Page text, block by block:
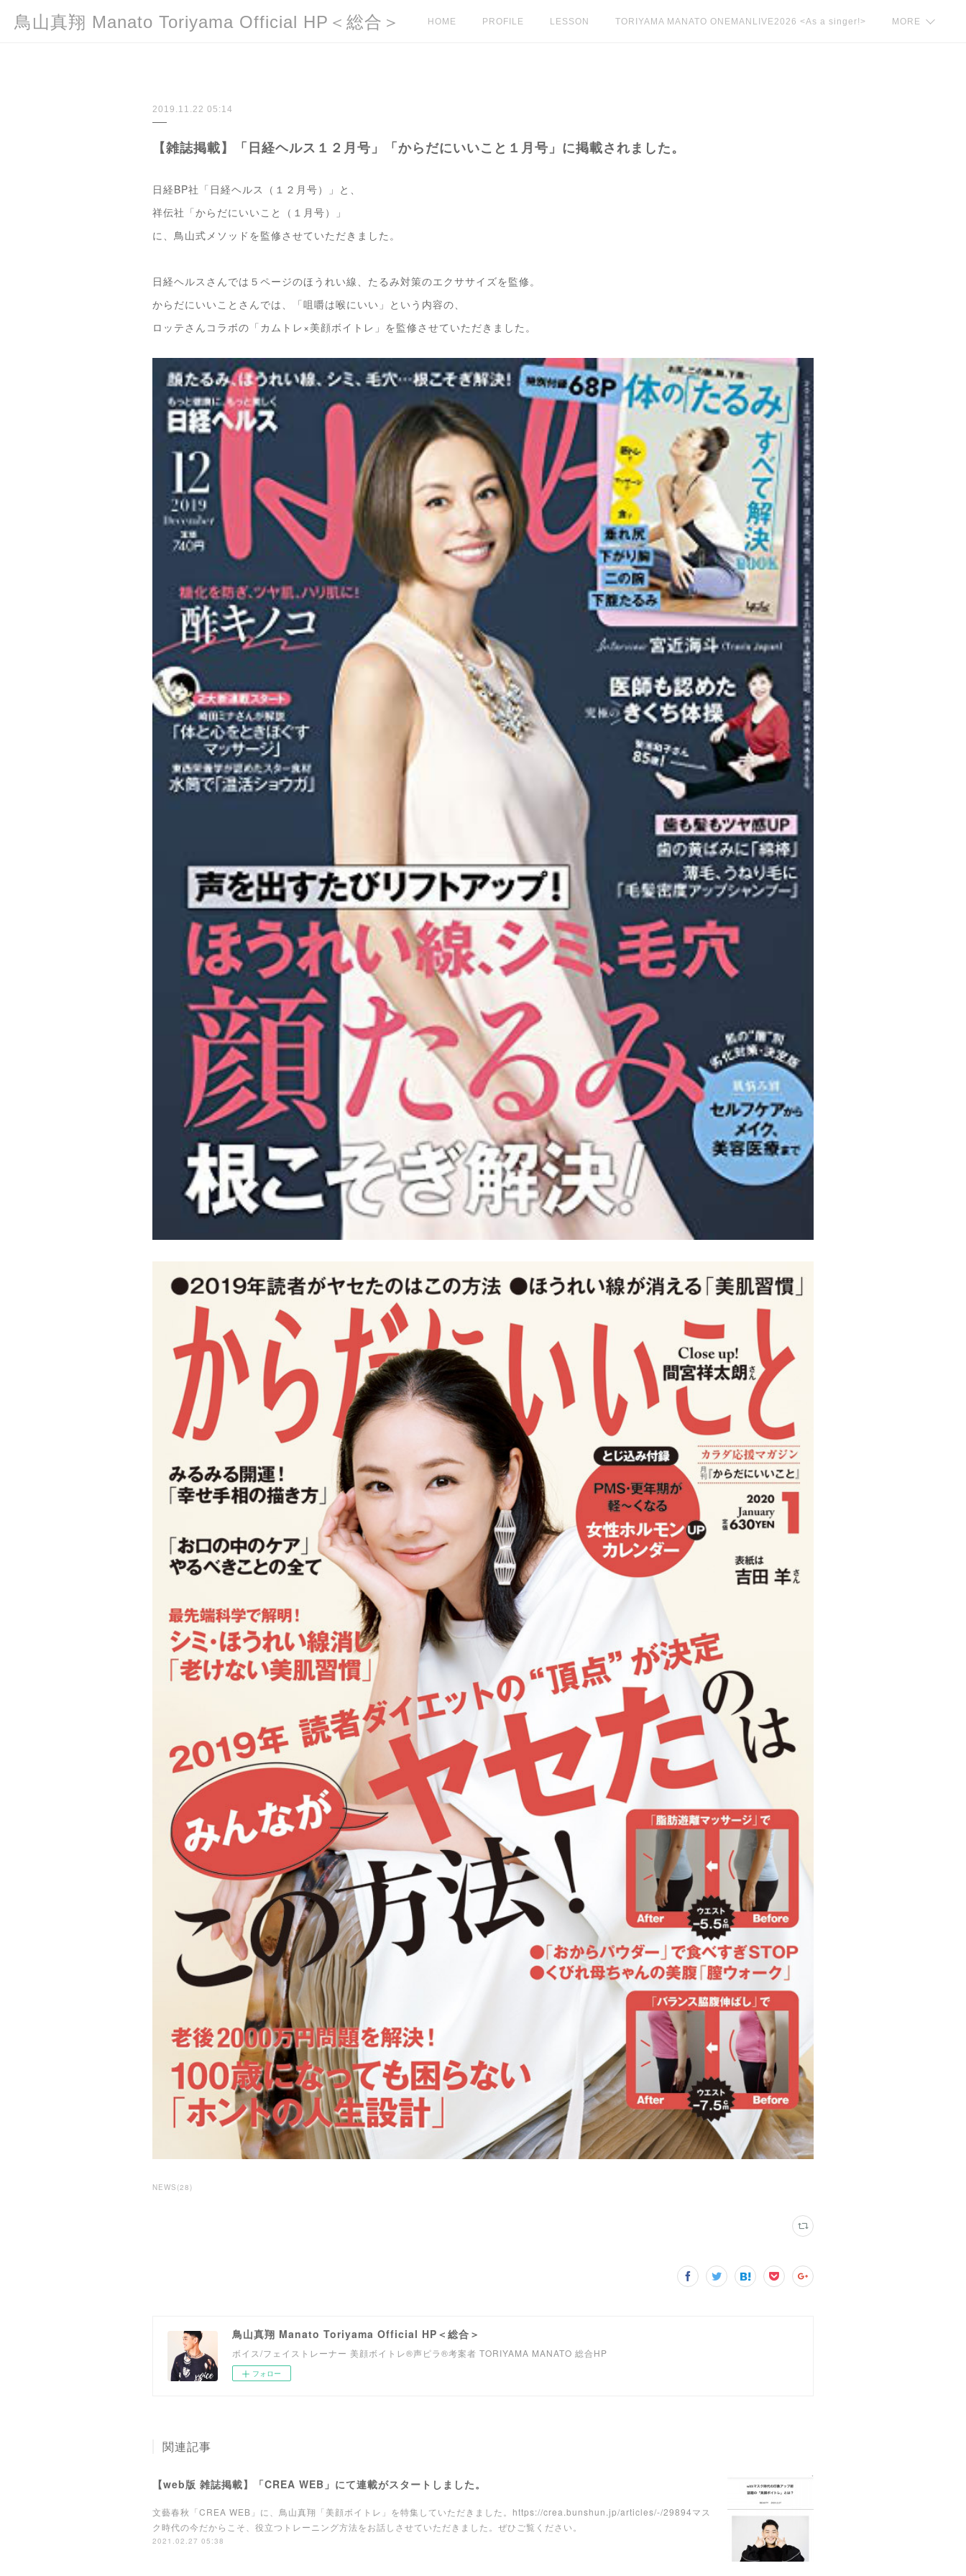
鳥山真翔 Manato Toriyama Official HP＜総合＞ HOME PROFILE LESSON TORIYAMA MANATO ONEMANLIVE2026 <As a singer!> MORE
2019.11.22 05:14
【雑誌掲載】「日経ヘルス１２月号」「からだにいいこと１月号」に掲載されました。
日経BP社「日経ヘルス（１２月号）」と、
祥伝社「からだにいいこと（１月号）」
に、鳥山式メソッドを監修させていただきました。
日経ヘルスさんでは５ページのほうれい線、たるみ対策のエクササイズを監修。
からだにいいことさんでは、「咀嚼は喉にいい」という内容の、
ロッテさんコラボの「カムトレ×美顔ボイトレ」を監修させていただきました。
NEWS (28)
鳥山真翔 Manato Toriyama Official HP＜総合＞
ボイス/フェイストレーナー 美顔ボイトレ®︎声ピラ®︎考案者 TORIYAMA MANATO 総合HP
フォロー
関連記事
【web版 雑誌掲載】「CREA WEB」にて連載がスタートしました。
文藝春秋「CREA WEB」に、鳥山真翔「美顔ボイトレ」を特集していただきました。https://crea.bunshun.jp/articles/-/29894マス
ク時代の今だからこそ、役立つトレーニング方法をお話しさせていただきました。ぜひご覧ください。
2021.02.27 05:38